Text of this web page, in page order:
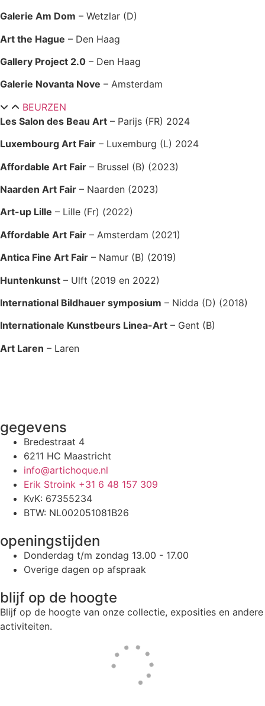
Galerie Am Dom – Wetzlar (D)
Art the Hague – Den Haag
Gallery Project 2.0 – Den Haag
Galerie Novanta Nove – Amsterdam
BEURZEN
Les Salon des Beau Art – Parijs (FR) 2024
Luxembourg Art Fair – Luxemburg (L) 2024
Affordable Art Fair – Brussel (B) (2023)
Naarden Art Fair – Naarden (2023)
Art-up Lille – Lille (Fr) (2022)
Affordable Art Fair – Amsterdam (2021)
Antica Fine Art Fair – Namur (B) (2019)
Huntenkunst – Ulft (2019 en 2022)
International Bildhauer symposium – Nidda (D) (2018)
Internationale Kunstbeurs Linea-Art – Gent (B)
Art Laren – Laren
gegevens
Bredestraat 4
6211 HC Maastricht
info@artichoque.nl
Erik Stroink +31 6 48 157 309
KvK: 67355234
BTW: NL002051081B26
openingstijden
Donderdag t/m zondag 13.00 - 17.00
Overige dagen op afspraak
blijf op de hoogte
Blijf op de hoogte van onze collectie, exposities en andere
activiteiten.